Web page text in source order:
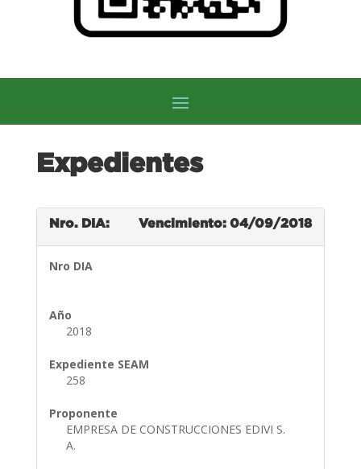
Expedientes
Nro. DIA: Vencimiento: 04/09/2018
Nro DIA
Año
2018
Expediente SEAM
258
Proponente
EMPRESA DE CONSTRUCCIONES EDIVI S.
A.